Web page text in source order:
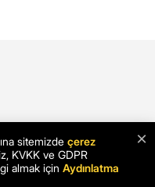
×
sitemizde çerez
KVKK ve GDPR
almak için Aydınlatma